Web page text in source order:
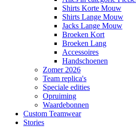
Shirts Korte Mouw
Shirts Lange Mouw
Jacks Lange Mouw
Broeken Kort
Broeken Lang
Accessoires
Handschoenen
Zomer 2026
Team replica's
Speciale edities
Opruiming
Waardebonnen
Custom Teamwear
Stories